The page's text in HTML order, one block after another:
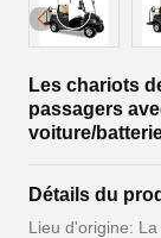
Les chariots
passagers
voiture/
Détails du
Lieu d'origine: La